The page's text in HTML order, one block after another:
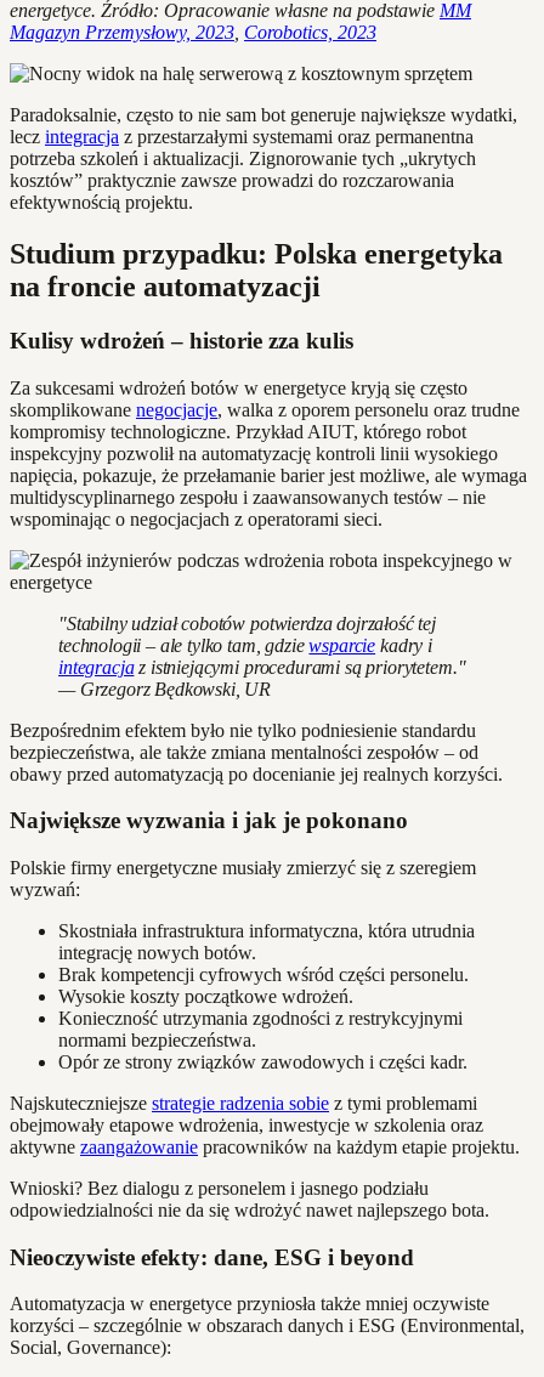
energetyce. Źródło: Opracowanie własne na podstawie MM
Magazyn Przemysłowy, 2023 Corobotics, 2023
Paradoksalnie, często to nie sam bot generuje największe wydatki,
lecz integracja z przestarzałymi systemami oraz permanentna
potrzeba szkoleń i aktualizacji. Zignorowanie tych „ukrytych
kosztów” praktycznie zawsze prowadzi do rozczarowania
efektywnością projektu.
Studium przypadku: Polska energetyka
na froncie automatyzacji
Kulisy wdrożeń – historie zza kulis
Za sukcesami wdrożeń botów w energetyce kryją się często
skomplikowane negocjacje, walka z oporem personelu oraz trudne
kompromisy technologiczne. Przykład AIUT, którego robot
inspekcyjny pozwolił na automatyzację kontroli linii wysokiego
napięcia, pokazuje, że przełamanie barier jest możliwe, ale wymaga
multidyscyplinarnego zespołu i zaawansowanych testów – nie
wspominając o negocjacjach z operatorami sieci.
"Stabilny udział cobotów potwierdza dojrzałość tej
technologii – ale tylko tam, gdziewsparcie kadry i
integracjaz istniejącymi procedurami są priorytetem."
— Grzegorz Będkowski, UR
Bezpośrednim efektem było nie tylko podniesienie standardu
bezpieczeństwa, ale także zmiana mentalności zespołów – od
obawy przed automatyzacją po docenianie jej realnych korzyści.
Największe wyzwania i jak je pokonano
Polskie firmy energetyczne musiały zmierzyć się z szeregiem
wyzwań:
Skostniała infrastruktura informatyczna, która utrudnia
integrację nowych botów.
Brak kompetencji cyfrowych wśród części personelu.
Wysokie koszty początkowe wdrożeń.
Konieczność utrzymania zgodności z restrykcyjnymi
normami bezpieczeństwa.
Opór ze strony związków zawodowych i części kadr.
Najskuteczniejsze strategie radzenia sobie z tymi problemami
obejmowały etapowe wdrożenia, inwestycje w szkolenia oraz
aktywne zaangażowanie pracowników na każdym etapie projektu.
Wnioski? Bez dialogu z personelem i jasnego podziału
odpowiedzialności nie da się wdrożyć nawet najlepszego bota.
Nieoczywiste efekty: dane, ESG i beyond
Automatyzacja w energetyce przyniosła także mniej oczywiste
korzyści – szczególnie w obszarach danych i ESG (Environmental,
Social, Governance):